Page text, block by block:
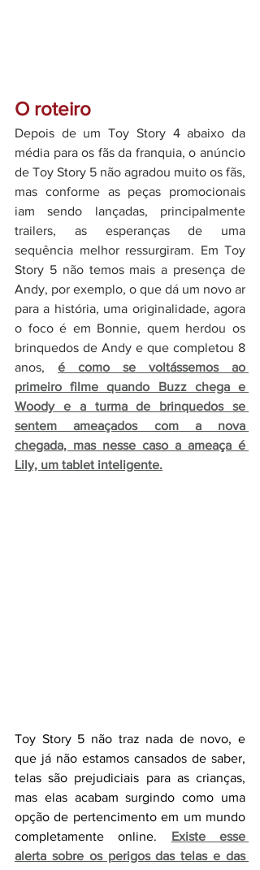
O roteiro
Depois de um Toy Story 4 abaixo da
média para os fãs da franquia, o anúncio
de Toy Story 5 não agradou muito os fãs,
mas conforme as peças promocionais
iam sendo lançadas, principalmente
trailers, as esperanças de uma
sequência melhor ressurgiram. Em Toy
Story 5 não temos mais a presença de
Andy, por exemplo, o que dá um novo ar
para a história, uma originalidade, agora
o foco é em Bonnie, quem herdou os
brinquedos de Andy e que completou 8
anos, é como se voltássemos ao
primeiro filme quando Buzz chega e
Woody e a turma de brinquedos se
sentem ameaçados com a nova
chegada, mas nesse caso a ameaça é
Lily, um tablet inteligente.
Toy Story 5 não traz nada de novo, e
que já não estamos cansados de saber,
telas são prejudiciais para as crianças,
mas elas acabam surgindo como uma
opção de pertencimento em um mundo
completamente online. Existe esse
alerta sobre os perigos das telas e das